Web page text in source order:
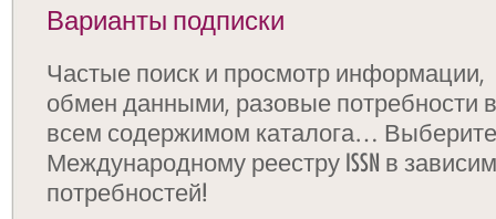
Варианты подписки
Частые поиск и просмотр информации,
обмен данными, разовые потребности
всем содержимом каталога… Выберите
Международному реестру ISSN в
потребностей!